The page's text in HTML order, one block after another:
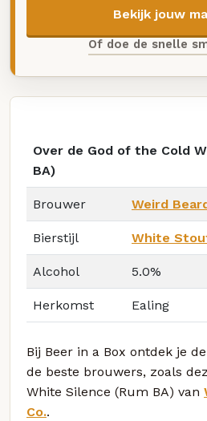
Bekijk jouw
Of doe de snelle
Over de God of the Cold
BA)
Brouwer Weird
Bierstijl White
Alcohol 5.0%
Herkomst Ealing
Bij Beer in a Box ontdek je
de beste brouwers, zoals
White Silence (Rum BA) van
Co..